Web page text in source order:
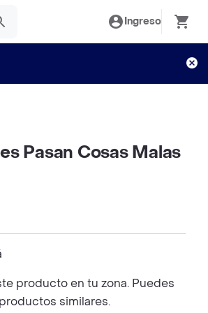
Ingreso
Pasan Cosas Malas
producto en tu zona. Puedes
similares.